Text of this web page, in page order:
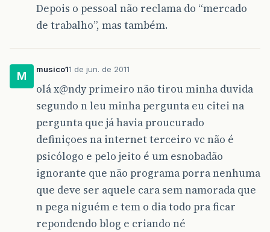
Depois o pessoal não reclama do “mercado
de trabalho”, mas também.
M
musico11 de jun. de 2011
olá x@ndy primeiro não tirou minha duvida
segundo n leu minha pergunta eu citei na
pergunta que já havia proucurado
definiçoes na internet terceiro vc não é
psicólogo e pelo jeito é um esnobadão
ignorante que não programa porra nenhuma
que deve ser aquele cara sem namorada que
n pega niguém e tem o dia todo pra ficar
repondendo blog e criando né